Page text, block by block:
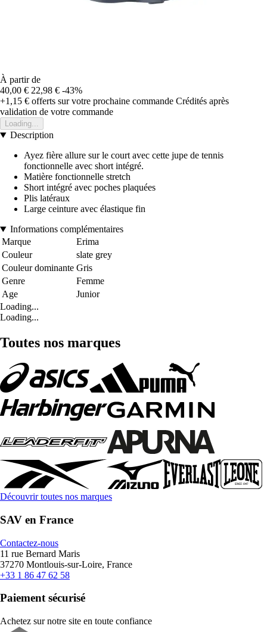
À partir de
40,00 € 22,98 € -43%
+1,15 € offerts sur votre prochaine commande Crédités après
validation de votre commande
Loading...
Description
Ayez fière allure sur le court avec cette jupe de tennis
fonctionnelle avec short intégré.
Matière fonctionnelle stretch
Short intégré avec poches plaquées
Plis latéraux
Large ceinture avec élastique fin
Informations complémentaires
Marque
Erima
Couleur
slate grey
Couleur dominante Gris
Genre
Femme
Age
Junior
Loading...
Loading...
Toutes nos marques
Découvrir toutes nos marques
SAV en France
Contactez-nous
11 rue Bernard Maris
37270 Montlouis-sur-Loire, France
+33 1 86 47 62 58
Paiement sécurisé
Achetez sur notre site en toute confiance